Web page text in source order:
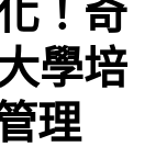
！奇
學培
理